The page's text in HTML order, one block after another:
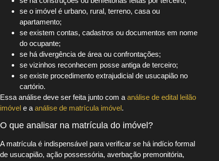
se o imóvel é urbano, rural, terreno, casa ou
apartamento;
se existem contas, cadastros ou documentos em nome
do ocupante;
se há divergência de área ou confrontações;
se vizinhos reconhecem posse antiga de terceiro;
se existe procedimento extrajudicial de usucapião no
cartório.
Essa análise deve ser feita junto com a análise de edital leilão
imóvel e a análise de matrícula imóvel.
O que analisar na matrícula do imóvel?
A matrícula é indispensável para verificar se há indício formal
de usucapião, ação possessória, averbação premonitória,